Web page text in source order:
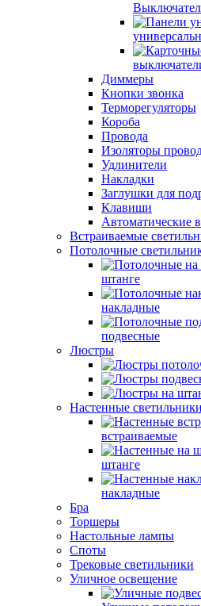
Диммеры
Кнопки звонка
Терморегуляторы
Короба
Провода
Изоляторы
Удлинители
Накладки
Заглушки для
Клавиши
Автоматические
Встраиваемые
Потолочные
штанге
накладные
подвесные
Люстры
Настенные светильники
встраиваемые
штанге
накладные
Бра
Торшеры
Настольные лампы
Споты
Трековые светильники
Уличное освещение